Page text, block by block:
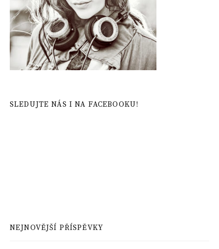
SLEDUJTE NÁS I NA FACEBOOKU!
NEJNOVĚJŠÍ PŘÍSPĚVKY